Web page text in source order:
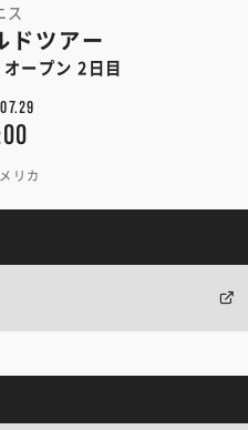
ス
ドツアー
ープン 2日目
リカ